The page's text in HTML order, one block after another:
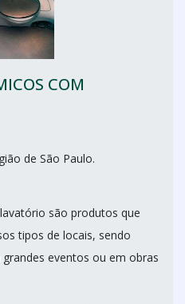
COM
de São Paulo.
são produtos que
tipos de locais, sendo
eventos ou em obras